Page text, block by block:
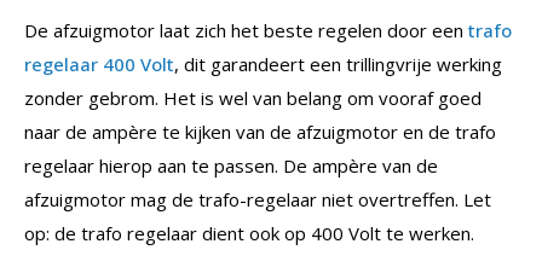
De afzuigmotor laat zich het beste regelen door een trafo
regelaar 400 Volt, dit garandeert een trillingvrije werking
zonder gebrom. Het is wel van belang om vooraf goed
naar de ampère te kijken van de afzuigmotor en de trafo
regelaar hierop aan te passen. De ampère van de
afzuigmotor mag de trafo-regelaar niet overtreffen. Let
op: de trafo regelaar dient ook op 400 Volt te werken.